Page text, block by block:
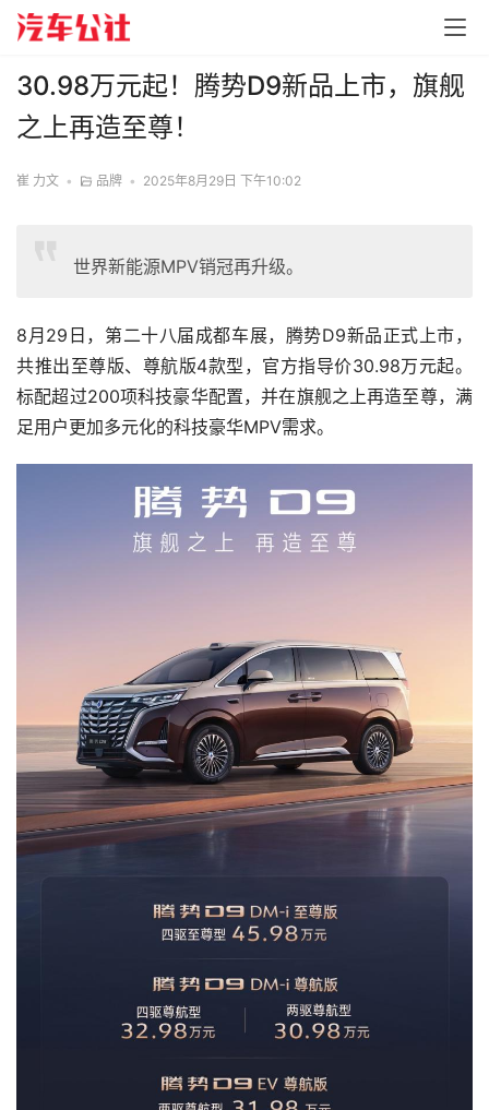
30.98万元起！腾势D9新品上市，旗舰
之上再造至尊！
崔 力文 • 品牌 • 2025年8月29日 下午10:02
世界新能源MPV销冠再升级。
8月29日，第二十八届成都车展，腾势D9新品正式上市，
共推出至尊版、尊航版4款型，官方指导价30.98万元起。
标配超过200项科技豪华配置，并在旗舰之上再造至尊，满
足用户更加多元化的科技豪华MPV需求。